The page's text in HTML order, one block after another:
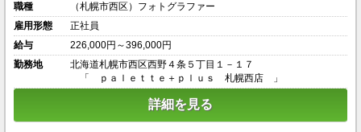
職種
（札幌市西区）フォトグラファー
雇用形態
正社員
給与
226,000円～396,000円
勤務地
北海道札幌市西区西野４条５丁目１－１７
「 ｐａｌｅｔｔｅ＋ｐｌｕｓ 札幌西店 」
詳細を見る